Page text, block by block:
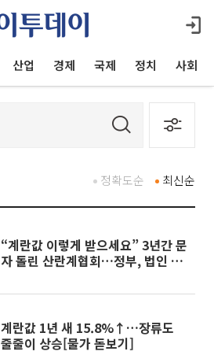
산업 경제 국제 정치 사회
최신순
정확도순
“계란값 이렇게 받으세요” 3년간 문
자 돌린 산란계협회…정부, 법인 설
계란값 1년 새 15.8%↑…장류도
줄줄이 상승[물가 돋보기]